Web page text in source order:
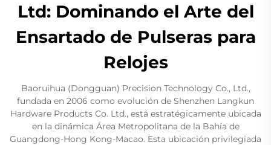
Ltd: Dominando el Arte del
Ensartado de Pulseras para
Relojes
Baoruihua (Dongguan) Precision Technology Co., Ltd.,
fundada en 2006 como evolución de Shenzhen Langkun
Hardware Products Co. Ltd., está estratégicamente ubicada
en la dinámica Área Metropolitana de la Bahía de
Guangdong-Hong Kong-Macao. Esta ubicación privilegiada